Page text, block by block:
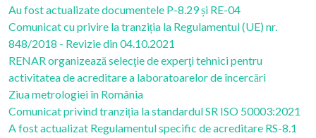
Au fost actualizate documentele P-8.29 și RE-04
Comunicat cu privire la tranziția la Regulamentul (UE) nr.
848/2018 - Revizie din 04.10.2021
RENAR organizează selecţie de experţi tehnici pentru
activitatea de acreditare a laboratoarelor de încercări
Ziua metrologiei în România
Comunicat privind tranziția la standardul SR ISO 50003:2021
A fost actualizat Regulamentul specific de acreditare RS-8.1